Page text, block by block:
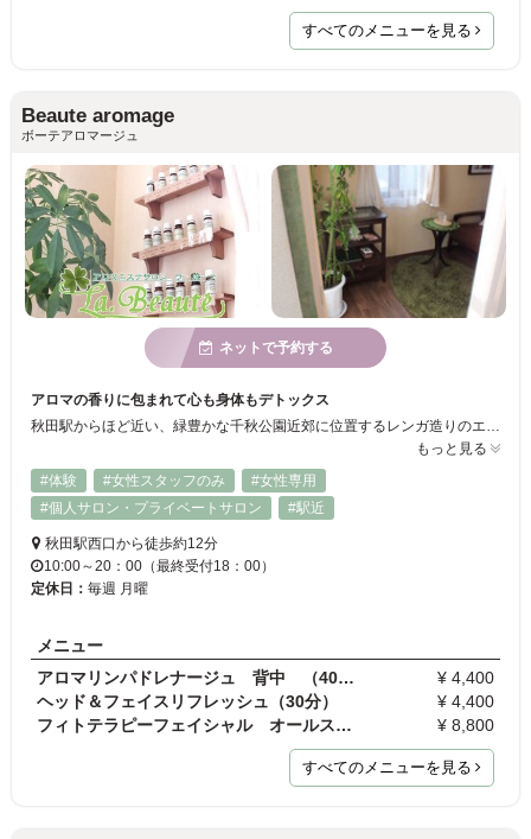
すべてのメニューを見る
Beaute aromage
ボーテアロマージュ
ネットで予約する
アロマの香りに包まれて心も身体もデトックス
秋田駅からほど近い、緑豊かな千秋公園近郊に位置するレンガ造りのエステサロン。体調や症状を伺いながら、お客様にぴったりのアロマブレンドでリンパドレナージュを行います。肩こりやむくみにお悩みの方には癒しセット（90分）が人気。植物の力を最大限に活用したアロマリンパドレナージュで心身共にデトックスできるエステティックをご体験ください。フェイシャルエステやブライダルコースもございます♪
もっと見る
#体験
#女性スタッフのみ
#女性専用
#個人サロン・プライベートサロン
#駅近
秋田駅西口から徒歩約12分
10:00～20：00（最終受付18：00）
定休日： 毎週 月曜
メニュー
アロマリンパドレナージュ 背中 （40分）
¥ 4,400
ヘッド＆フェイスリフレッシュ（30分）
¥ 4,400
フィトテラピーフェイシャル オールスキン＆センシ…
¥ 8,800
すべてのメニューを見る